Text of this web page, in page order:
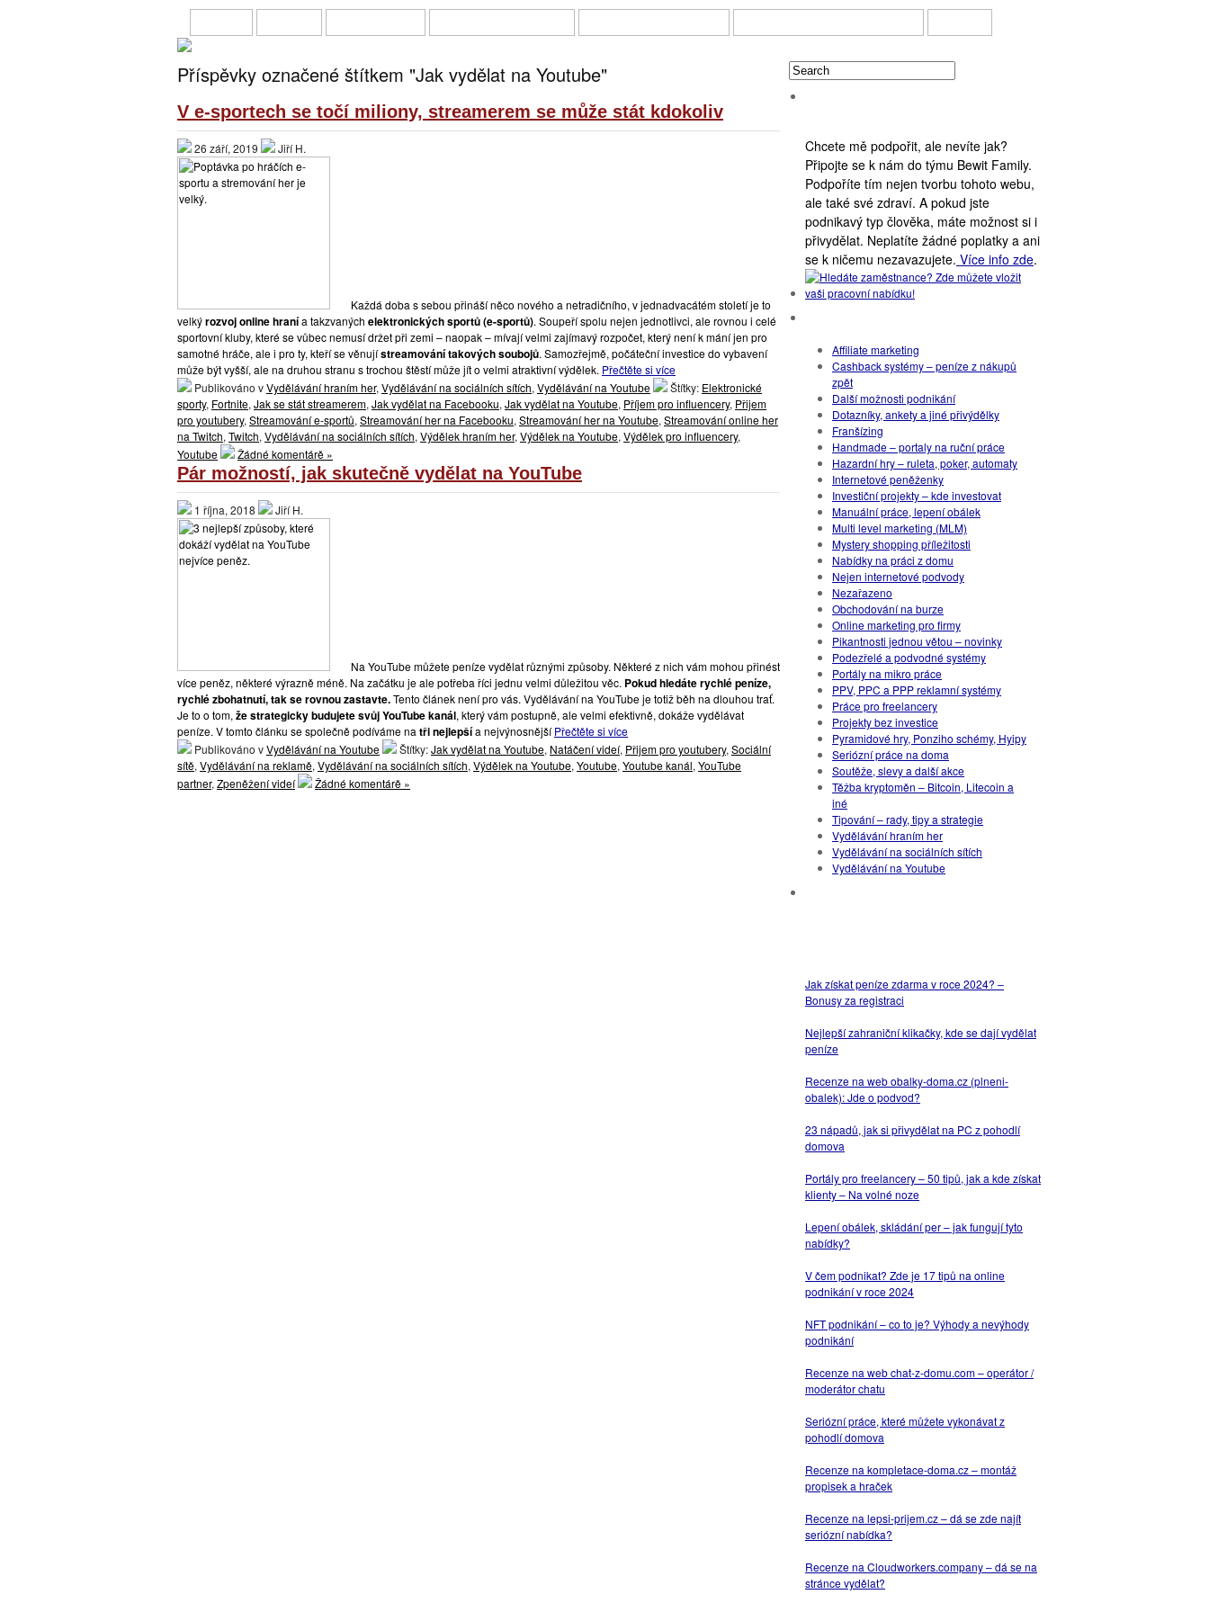
Příspěvky označené štítkem "Jak vydělat na Youtube"
V e-sportech se točí miliony, streamerem se může stát kdokoliv
26 září, 2019 Jiří H.
Každá doba s sebou přináší něco nového a netradičního, v jednadvacátém století je to
velkýrozvoj online hranía takzvaných elektronických sportů (e-sportů). Soupeří spolu nejen jednotlivci, ale rovnou i celé
sportovní kluby, které se vůbec nemusí držet při zemi – naopak – mívají velmi zajímavý rozpočet, který není k mání jen pro
samotné hráče, ale i pro ty, kteří se věnujístreamování takových soubojů. Samozřejmě, počáteční investice do vybavení
může být vyšší, ale na druhou stranu s trochou štěstí může jít o velmi atraktivní výdělek. Přečtěte si více
Publikováno vVydělávání hraním her, Vydělávání na sociálních sítích, Vydělávání na Youtube Štítky: Elektronické
sporty, Fortnite, Jak se stát streamerem, Jak vydělat na Facebooku, Jak vydělat na Youtube, Příjem pro influencery, Přijem
pro youtubery, Streamování e-sportů, Streamování her na Facebooku, Streamování her na Youtube, Streamování online her
na Twitch, Twitch, Vydělávání na sociálních sítích, Výdělek hraním her, Výdělek na Youtube, Výdělek pro influencery,
Youtube
Žádné komentárě »
Pár možností, jak skutečně vydělat na YouTube
1 října, 2018 Jiří H.
Na YouTube můžete peníze vydělat různými způsoby. Některé z nich vám mohou přinést
více peněz, některé výrazně méně. Na začátku je ale potřeba říci jednu velmi důležitou věc. Pokud hledáte rychlé peníze,
rychlé zbohatnutí, tak se rovnou zastavte.Tento článek není pro vás. Vydělávání na YouTube je totiž běh na dlouhou trať.
Je to o tom, že strategicky budujete svůj YouTube kanál, který vám postupně, ale velmi efektivně, dokáže vydělávat
peníze. V tomto článku se společně podíváme na tři nejlepšía nejvýnosnějšíPřečtěte si více
Publikováno vVydělávání na Youtube Štítky:Jak vydělat na Youtube, Natáčení videí, Přijem pro youtubery, Sociální
sítě, Vydělávání na reklamě, Vydělávání na sociálních sítích, Výdělek na Youtube, Youtube, Youtube kanál, YouTube
partner, Zpeněžení videí Žádné komentárě »
Chcete mě podpořit, ale nevíte jak?
Připojte se k nám do týmu Bewit Family.
Podpoříte tím nejen tvorbu tohoto webu,
ale také své zdraví. A pokud jste
podnikavý typ člověka, máte možnost si i
přivydělat. Neplatíte žádné poplatky a ani
se k ničemu nezavazujete. Více info zde.
Affiliate marketing
Cashback systémy – peníze z nákupů
zpět
Další možnosti podnikání
Dotazníky, ankety a jiné přivýdělky
Franšízing
Handmade – portaly na ruční práce
Hazardní hry – ruleta, poker, automaty
Internetové peněženky
Investiční projekty – kde investovat
Manuální práce, lepení obálek
Multi level marketing (MLM)
Mystery shopping příležitosti
Nabídky na práci z domu
Nejen internetové podvody
Nezařazeno
Obchodování na burze
Online marketing pro firmy
Pikantnosti jednou větou – novinky
Podezřelé a podvodné systémy
Portály na mikro práce
PPV, PPC a PPP reklamní systémy
Práce pro freelancery
Projekty bez investice
Pyramidové hry, Ponziho schémy, Hyipy
Seriózní práce na doma
Soutěže, slevy a další akce
Těžba kryptoměn – Bitcoin, Litecoin a
iné
Tipování – rady, tipy a strategie
Vydělávání hraním her
Vydělávání na sociálních sítích
Vydělávání na Youtube
Jak získat peníze zdarma v roce 2024? –
Bonusy za registraci
Nejlepší zahraniční klikačky, kde se dají vydělat
peníze
Recenze na web obalky-doma.cz (plneni-
obalek): Jde o podvod?
23 nápadů, jak si přivydělat na PC z pohodlí
domova
Portály pro freelancery – 50 tipů, jak a kde získat
klienty – Na volné noze
Lepení obálek, skládání per – jak fungují tyto
nabídky?
V čem podnikat? Zde je 17 tipů na online
podnikání v roce 2024
NFT podnikání – co to je? Výhody a nevýhody
podnikání
Recenze na web chat-z-domu.com – operátor /
moderátor chatu
Seriózní práce, které můžete vykonávat z
pohodlí domova
Recenze na kompletace-doma.cz – montáž
propisek a hraček
Recenze na lepsi-prijem.cz – dá se zde najít
seriózní nabídka?
Recenze na Cloudworkers.company – dá se na
stránce vydělat?